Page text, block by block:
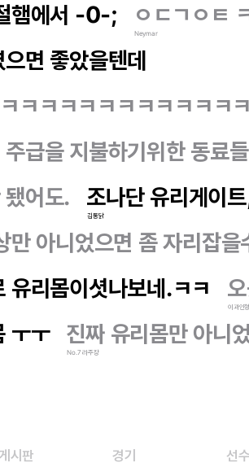
햄에서 -0-; ㅇㄷㄱㅇㅌ
Neymar
면 좋았을텐데
ㅋㅋㅋㅋㅋㅋㅋㅋㅋㅋㅋ
급을 지불하기위한 동료
어도. 조나단 유리게이
김통닭
만 아니었으면 좀 자리잡
유리몸이셧나보네.ㅋㅋ
이과인
ㅜㅜ 진짜 유리몸만 아니
No.7 라주장
게시판 경기 선수